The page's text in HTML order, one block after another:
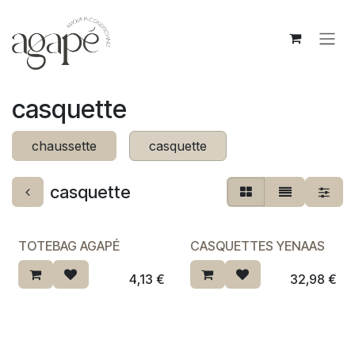
casquette
chaussette casquette
casquette
TOTEBAG AGAPÉ
4,13 €
CASQUETTES YENAAS
32,98 €